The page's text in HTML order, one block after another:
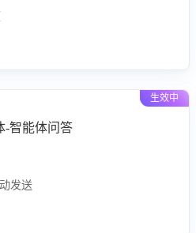
生效中
-智能体问答
发送